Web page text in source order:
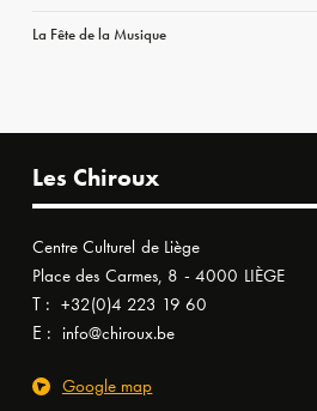
La Fête de la Musique
Les Chiroux
Centre Culturel de Liège
Place des Carmes, 8 - 4000 LIÈGE
T : +32(0)4 223 19 60
E : info@chiroux.be
Google map